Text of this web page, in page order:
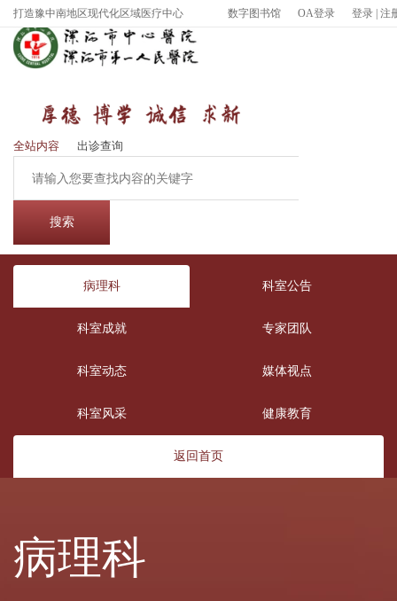
打造豫中南地区现代化区域医疗中心 数字图书馆 OA登录 登录 注
全站内容 出诊查询
病理科 科室公告
科室成就 专家团队
科室动态 媒体视点
科室风采 健康教育
返回首页
病理科